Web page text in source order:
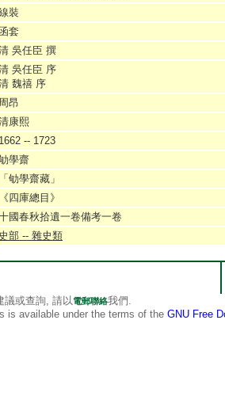
裝
套
吳任臣 撰
吳任臣 序
魏禧 序
周昂
康熙
1662 -- 1723
學齋
「劬學齋藏」
《四庫總目》
國春秋拾遺一卷備考一卷
史部 -- 雜史類
議或查詢, 請以電郵聯絡我們.
is available under the terms of the GNU Free